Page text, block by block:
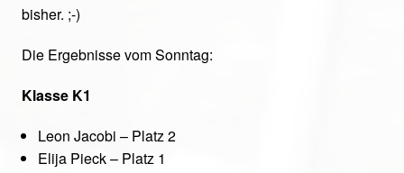
bisher. ;-)
Die Ergebnisse vom Sonntag:
Klasse K1
Leon Jacobi – Platz 2
Elija Pieck – Platz 1